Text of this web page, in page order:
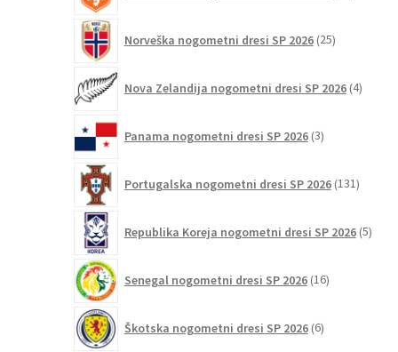
Norveška nogometni dresi SP 2026 25izdelkov
Nova Zelandija nogometni dresi SP 2026 4izdelki
Panama nogometni dresi SP 2026 3izdelki
Portugalska nogometni dresi SP 2026 131
Republika Koreja nogometni dresi SP 2026 5
Senegal nogometni dresi SP 2026 16izdelkov
Škotska nogometni dresi SP 2026 6izdelkov